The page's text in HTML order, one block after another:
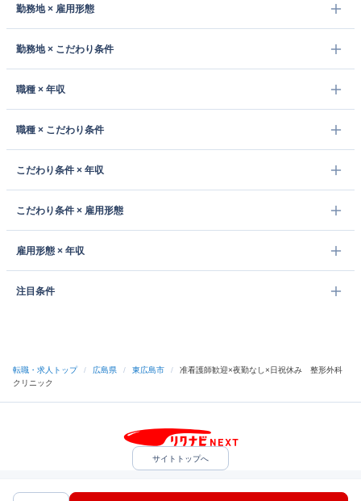
勤務地 × 雇用形態
勤務地 × こだわり条件
職種 × 年収
職種 × こだわり条件
こだわり条件 × 年収
こだわり条件 × 雇用形態
雇用形態 × 年収
注目条件
転職・求人トップ / 広島県 / 東広島市 /
准看護師歓迎×夜勤なし×日祝休み 整形外科
クリニック
サイトトップへ
中途採用をご検討の企業様